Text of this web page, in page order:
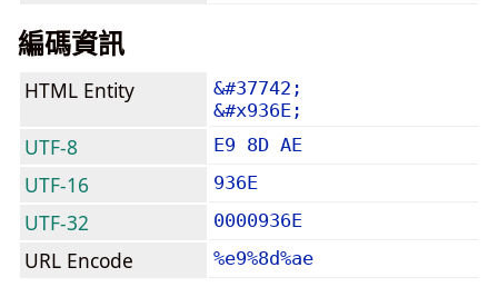
編碼資訊
HTML Entity
&#37742;
&#x936E;
UTF-8 E9 8D AE
UTF-16 936E
UTF-32 0000936E
URL Encode %e9%8d%ae